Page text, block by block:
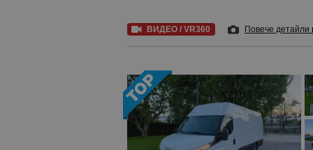
ВИДЕО / VR360 Повече детайли